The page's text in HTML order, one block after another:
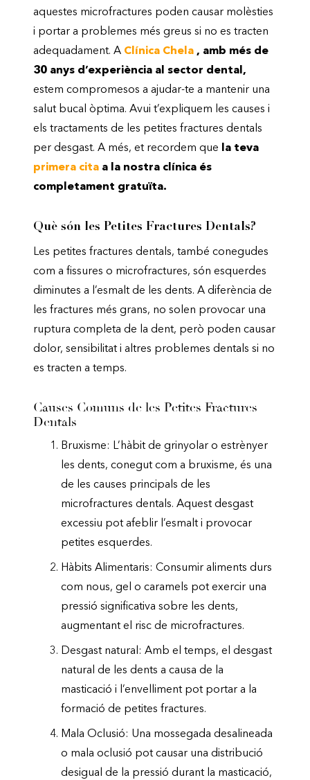
aquestes microfractures poden causar molèsties
i portar a problemes més greus si no es tracten
adequadament. A Clínica Chela , amb més de
30 anys d’experiència al sector dental,
estem compromesos a ajudar-te a mantenir una
salut bucal òptima. Avui t’expliquem les causes i
els tractaments de les petites fractures dentals
per desgast. A més, et recordem que
la teva
primera cita a la nostra clínica és
completament gratuïta.
Què són les Petites Fractures Dentals?
Les petites fractures dentals, també conegudes
com a fissures o microfractures, són esquerdes
diminutes a l’esmalt de les dents. A diferència de
les fractures més grans, no solen provocar una
ruptura completa de la dent, però poden causar
dolor, sensibilitat i altres problemes dentals si no
es tracten a temps.
Causes Comuns de les Petites Fractures
Dentals
Bruxisme: L’hàbit de grinyolar o estrènyer
les dents, conegut com a bruxisme, és una
de les causes principals de les
microfractures dentals. Aquest desgast
excessiu pot afeblir l’esmalt i provocar
petites esquerdes.
Hàbits Alimentaris: Consumir aliments durs
com nous, gel o caramels pot exercir una
pressió significativa sobre les dents,
augmentant el risc de microfractures.
Desgast natural: Amb el temps, el desgast
natural de les dents a causa de la
masticació i l’envelliment pot portar a la
formació de petites fractures.
Mala Oclusió: Una mossegada desalineada
o mala oclusió pot causar una distribució
desigual de la pressió durant la masticació,